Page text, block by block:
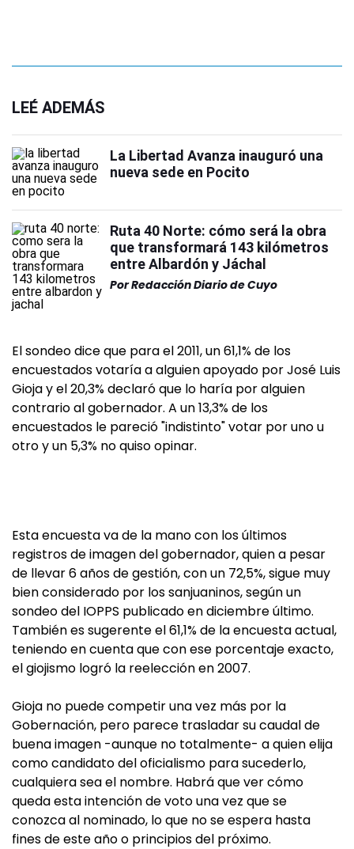
LEÉ ADEMÁS
La Libertad Avanza inauguró una
nueva sede en Pocito
Ruta 40 Norte: cómo será la obra
que transformará 143 kilómetros
entre Albardón y Jáchal
PorRedacción Diario de Cuyo
El sondeo dice que para el 2011, un 61,1% de los
encuestados votaría a alguien apoyado por José Luis
Gioja y el 20,3% declaró que lo haría por alguien
contrario al gobernador. A un 13,3% de los
encuestados le pareció "indistinto" votar por uno u
otro y un 5,3% no quiso opinar.
Esta encuesta va de la mano con los últimos
registros de imagen del gobernador, quien a pesar
de llevar 6 años de gestión, con un 72,5%, sigue muy
bien considerado por los sanjuaninos, según un
sondeo del IOPPS publicado en diciembre último.
También es sugerente el 61,1% de la encuesta actual,
teniendo en cuenta que con ese porcentaje exacto,
el giojismo logró la reelección en 2007.
Gioja no puede competir una vez más por la
Gobernación, pero parece trasladar su caudal de
buena imagen -aunque no totalmente- a quien elija
como candidato del oficialismo para sucederlo,
cualquiera sea el nombre. Habrá que ver cómo
queda esta intención de voto una vez que se
conozca al nominado, lo que no se espera hasta
fines de este año o principios del próximo.